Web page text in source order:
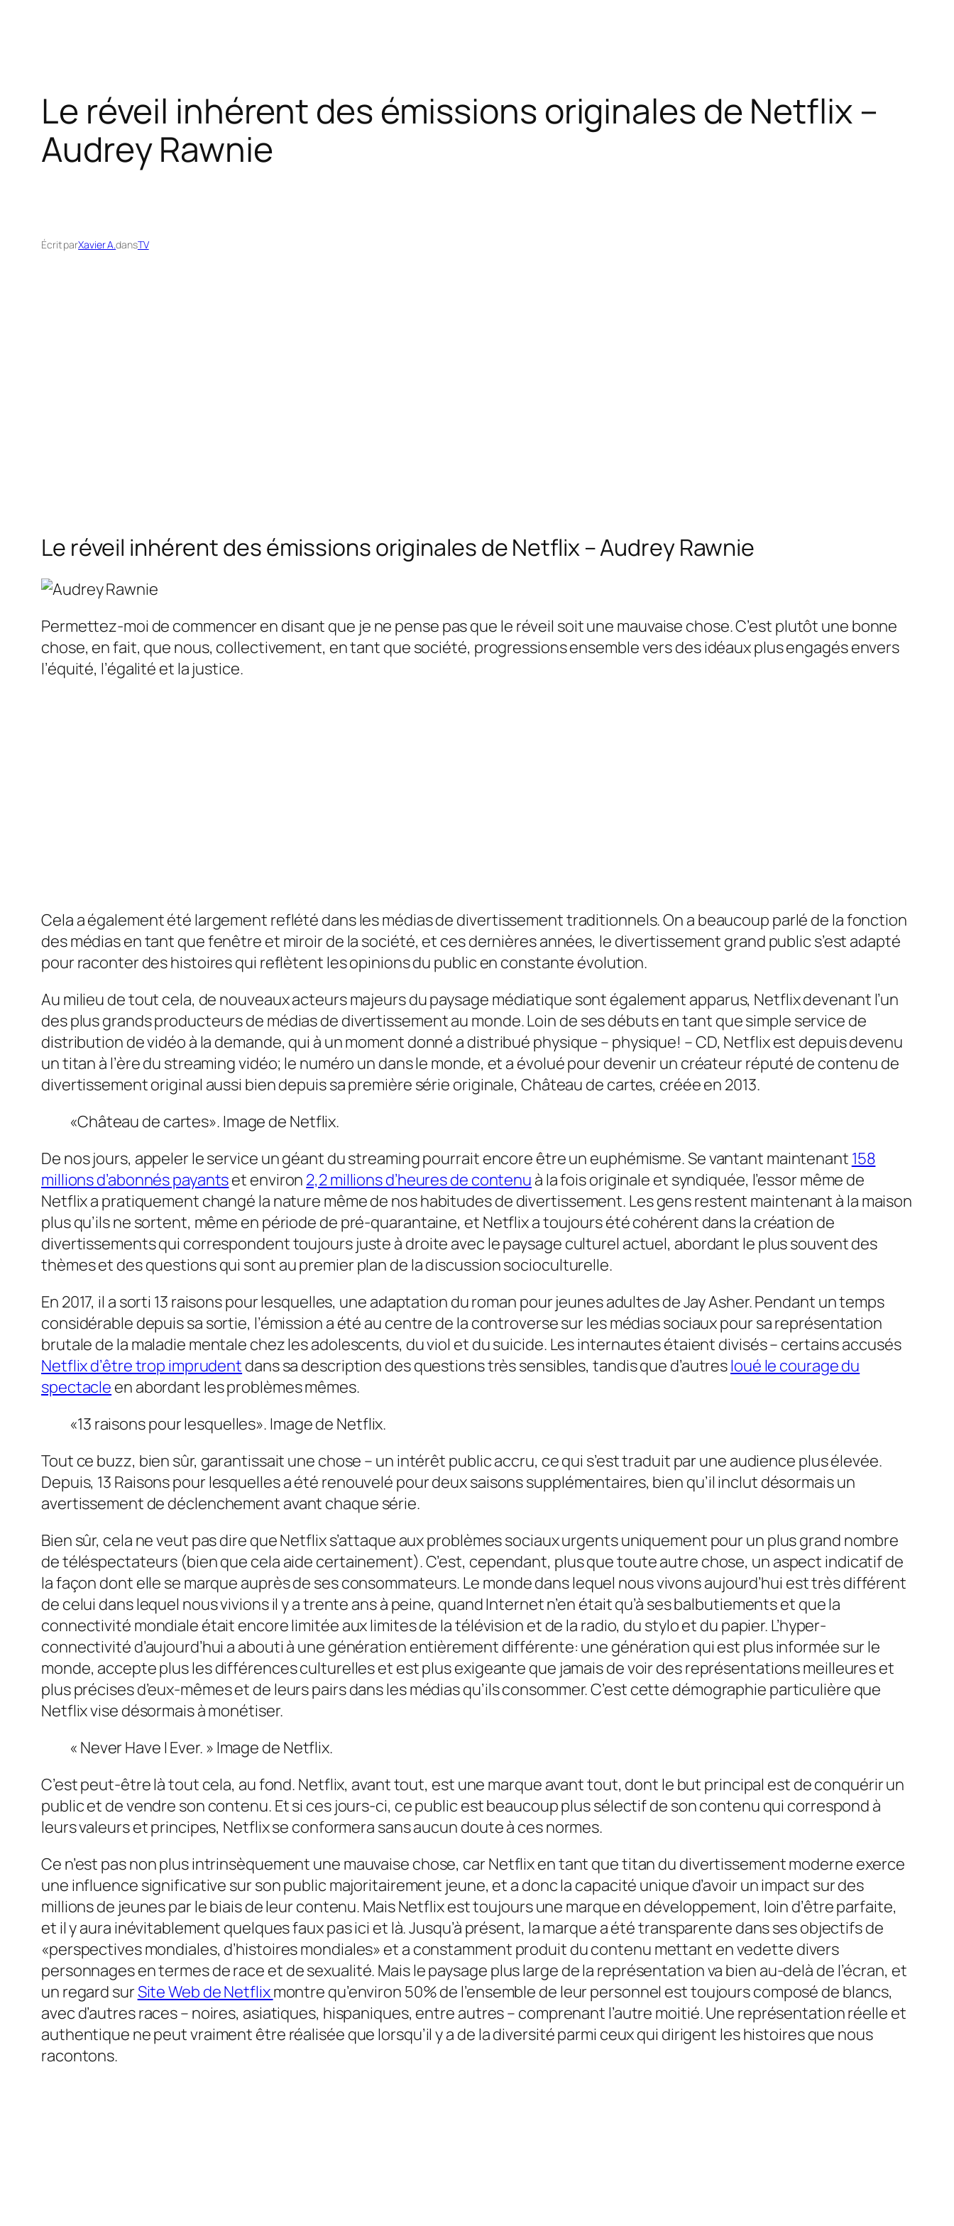
Le réveil inhérent des émissions originales de Netflix –
Audrey Rawnie
Écrit parXavier A.dansTV
Le réveil inhérent des émissions originales de Netflix – Audrey Rawnie
Permettez-moi de commencer en disant que je ne pense pas que le réveil soit une mauvaise chose. C’est plutôt une bonne
chose, en fait, que nous, collectivement, en tant que société, progressions ensemble vers des idéaux plus engagés envers
l’équité, l’égalité et la justice.
Cela a également été largement reflété dans les médias de divertissement traditionnels. On a beaucoup parlé de la fonction
des médias en tant que fenêtre et miroir de la société, et ces dernières années, le divertissement grand public s’est adapté
pour raconter des histoires qui reflètent les opinions du public en constante évolution.
Au milieu de tout cela, de nouveaux acteurs majeurs du paysage médiatique sont également apparus, Netflix devenant l’un
des plus grands producteurs de médias de divertissement au monde. Loin de ses débuts en tant que simple service de
distribution de vidéo à la demande, qui à un moment donné a distribué physique – physique! – CD, Netflix est depuis devenu
un titan à l’ère du streaming vidéo; le numéro un dans le monde, et a évolué pour devenir un créateur réputé de contenu de
divertissement original aussi bien depuis sa première série originale, Château de cartes, créée en 2013.
«Château de cartes». Image de Netflix.
De nos jours, appeler le service un géant du streaming pourrait encore être un euphémisme. Se vantant maintenant 158
millions d’abonnés payantset environ 2,2 millions d’heures de contenu à la fois originale et syndiquée, l’essor même de
Netflix a pratiquement changé la nature même de nos habitudes de divertissement. Les gens restent maintenant à la maison
plus qu’ils ne sortent, même en période de pré-quarantaine, et Netflix a toujours été cohérent dans la création de
divertissements qui correspondent toujours juste à droite avec le paysage culturel actuel, abordant le plus souvent des
thèmes et des questions qui sont au premier plan de la discussion socioculturelle.
En 2017, il a sorti 13 raisons pour lesquelles, une adaptation du roman pour jeunes adultes de Jay Asher. Pendant un temps
considérable depuis sa sortie, l’émission a été au centre de la controverse sur les médias sociaux pour sa représentation
brutale de la maladie mentale chez les adolescents, du viol et du suicide. Les internautes étaient divisés – certains accusés
Netflix d’être trop imprudent dans sa description des questions très sensibles, tandis que d’autresloué le courage du
spectacle en abordant les problèmes mêmes.
«13 raisons pour lesquelles». Image de Netflix.
Tout ce buzz, bien sûr, garantissait une chose – un intérêt public accru, ce qui s’est traduit par une audience plus élevée.
Depuis, 13 Raisons pour lesquellesa été renouvelé pour deux saisons supplémentaires, bien qu’il inclut désormais un
avertissement de déclenchement avant chaque série.
Bien sûr, cela ne veut pas dire que Netflix s’attaque aux problèmes sociaux urgents uniquement pour un plus grand nombre
de téléspectateurs (bien que cela aide certainement). C’est, cependant, plus que toute autre chose, un aspect indicatif de
la façon dont elle se marque auprès de ses consommateurs. Le monde dans lequel nous vivons aujourd’hui est très différent
de celui dans lequel nous vivions il y a trente ans à peine, quand Internet n’en était qu’à ses balbutiements et que la
connectivité mondiale était encore limitée aux limites de la télévision et de la radio, du stylo et du papier. L’hyper-
connectivité d’aujourd’hui a abouti à une génération entièrement différente: une génération qui est plus informée sur le
monde, accepte plus les différences culturelles et est plus exigeante que jamais de voir des représentations meilleures et
plus précises d’eux-mêmes et de leurs pairs dans les médias qu’ils consommer. C’est cette démographie particulière que
Netflix vise désormais à monétiser.
« Never Have I Ever. » Image de Netflix.
C’est peut-être là tout cela, au fond. Netflix, avant tout, est une marque avant tout, dont le but principal est de conquérir un
public et de vendre son contenu. Et si ces jours-ci, ce public est beaucoup plus sélectif de son contenu qui correspond à
leurs valeurs et principes, Netflix se conformera sans aucun doute à ces normes.
Ce n’est pas non plus intrinsèquement une mauvaise chose, car Netflix en tant que titan du divertissement moderne exerce
une influence significative sur son public majoritairement jeune, et a donc la capacité unique d’avoir un impact sur des
millions de jeunes par le biais de leur contenu. Mais Netflix est toujours une marque en développement, loin d’être parfaite,
et il y aura inévitablement quelques faux pas ici et là. Jusqu’à présent, la marque a été transparente dans ses objectifs de
«perspectives mondiales, d’histoires mondiales» et a constamment produit du contenu mettant en vedette divers
personnages en termes de race et de sexualité. Mais le paysage plus large de la représentation va bien au-delà de l’écran, et
un regard surSite Web de Netflixmontre qu’environ 50% de l’ensemble de leur personnel est toujours composé de blancs,
avec d’autres races – noires, asiatiques, hispaniques, entre autres – comprenant l’autre moitié. Une représentation réelle et
authentique ne peut vraiment être réalisée que lorsqu’il y a de la diversité parmi ceux qui dirigent les histoires que nous
racontons.